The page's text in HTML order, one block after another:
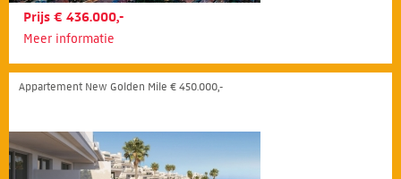
Prijs € 436.000,-
Meer informatie
Appartement New Golden Mile € 450.000,-